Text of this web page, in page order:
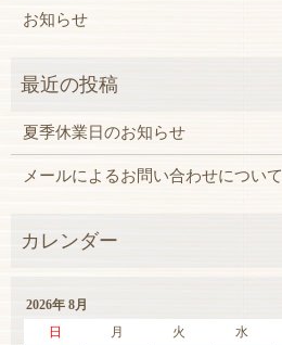
お知らせ
夏季休業日のお知らせ
メールによるお問い合わせについて
2026年 8月
日
月 火 水